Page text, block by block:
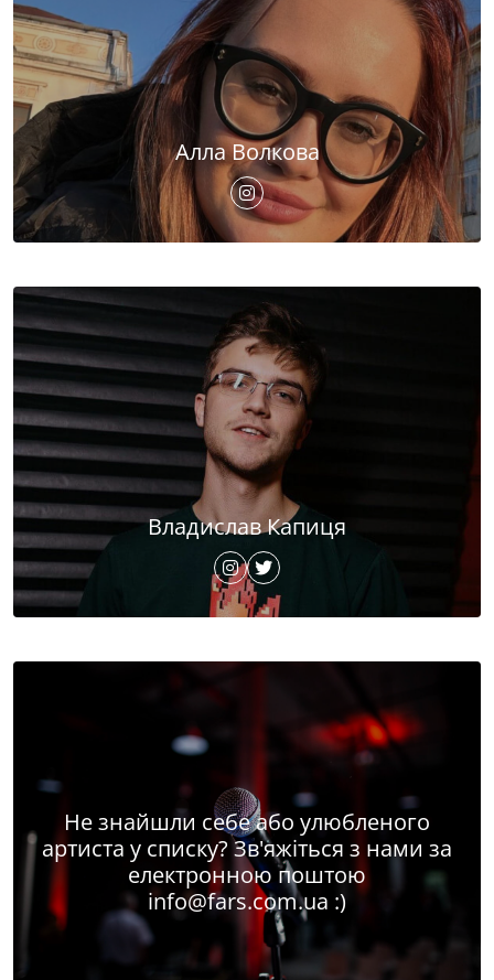
Алла Волкова
Владислав Капиця
Не знайшли себе або улюбленого
артиста у списку? Зв'яжіться з нами за
електронною поштою
info@fars.com.ua :)